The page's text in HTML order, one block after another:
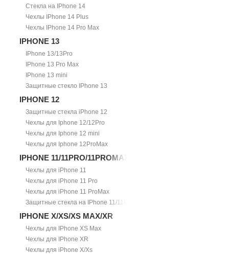
Стекла на IPhone 14
Чехлы IPhone 14 Plus
Чехлы IPhone 14 Pro Max
IPHONE 13
IPhone 13/13Pro
IPhone 13 Pro Max
IPhone 13 mini
Защитные стекло IPhone 13
IPHONE 12
Защитные стекла iPhone 12
Чехлы для Iphone 12/12Pro
Чехлы для Iphone 12 mini
Чехлы для Iphone 12ProMax
IPHONE 11/11PRO/11PROMAX
Чехлы для iPhone 11
Чехлы для iPhone 11 Pro
Чехлы для iPhone 11 ProMax
Защитные стекла на IPhone 11/11Pro/11ProMax
IPHONE X/XS/XS MAX/XR
Чехлы для IPhone XS Max
Чехлы для IPhone XR
Чехлы для iPhone X/Xs